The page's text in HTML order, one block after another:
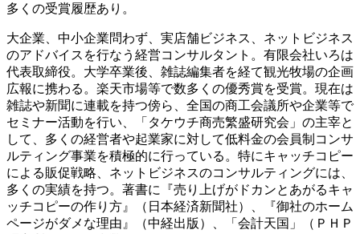
多くの受賞履歴あり。
大企業、中小企業問わず、実店舗ビジネス、ネットビジネス
のアドバイスを行なう経営コンサルタント。有限会社いろは
代表取締役。大学卒業後、雑誌編集者を経て観光牧場の企画
広報に携わる。楽天市場等で数多くの優秀賞を受賞。現在は
雑誌や新聞に連載を持つ傍ら、全国の商工会議所や企業等で
セミナー活動を行い、「タケウチ商売繁盛研究会」の主宰と
して、多くの経営者や起業家に対して低料金の会員制コンサ
ルティング事業を積極的に行っている。特にキャッチコピー
による販促戦略、ネットビジネスのコンサルティングには、
多くの実績を持つ。著書に『売り上げがドカンとあがるキャ
ッチコピーの作り方』（日本経済新聞社）、『御社のホーム
ページがダメな理由』（中経出版）、「会計天国」（ＰＨＰ